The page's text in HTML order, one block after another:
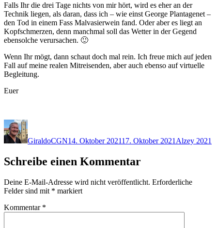
Falls Ihr die drei Tage nichts von mir hört, wird es eher an der
Technik liegen, als daran, dass ich – wie einst George Plantagenet –
den Tod in einem Fass Malvasierwein fand. Oder aber es liegt an
Kopfschmerzen, denn manchmal soll das Wetter in der Gegend
ebensolche verursachen. 🙂
Wenn Ihr mögt, dann schaut doch mal rein. Ich freue mich auf jeden
Fall auf meine realen Mitreisenden, aber auch ebenso auf virtuelle
Begleitung.
Euer
Autor
GiraldoCGN14. Oktober 202117. Oktober 2021 Alzey 2021
Schreibe einen Kommentar
Deine E-Mail-Adresse wird nicht veröffentlicht. Erforderliche
Felder sind mit * markiert
Kommentar *